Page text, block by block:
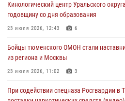
труженицу тыла из Тюмени
04 августа 2026, 11:07
условиях в Тюменской области (видео)
04 августа 2026, 06:28
Кинологический центр Уральского
годовщину со дня образования
23 июля 2026, 12:43 6
Бойцы тюменского ОМОН стали
из региона и Москвы
23 июля 2026, 11:02 3
При содействии спецназа Росгвардии в